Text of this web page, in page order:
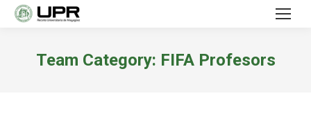
Team Category: FIFA Profesors